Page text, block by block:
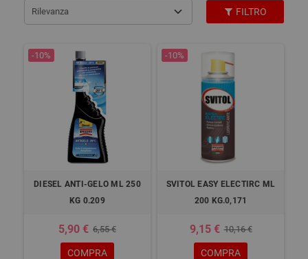
Rilevanza FILTRO
-10%
DIESEL ANTI-GELO ML 250
KG 0.209
5,90 € 6,55 €
COMPRA
-10%
SVITOL EASY ELECTIRC ML
200 KG.0,171
9,15 € 10,16 €
COMPRA